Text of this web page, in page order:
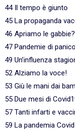
44 Il tempo è giunto
45 La propaganda
46 Apriamo le gabbie?
47 Pandemie di panico
49 Un’influenza
52 Alziamo la voce!
53 Giù le mani dai
55 Due mesi di
57 Tanti infarti e
59 La pandemia